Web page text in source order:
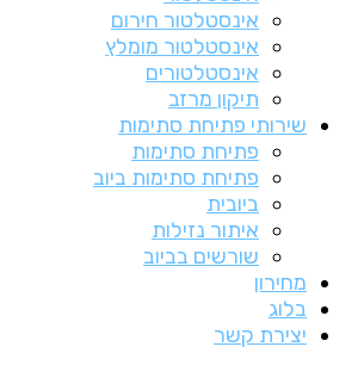
אינסטלטור חירום
אינסטלטור מומלץ
אינסטלטורים
תיקון מרזב
שירותי פתיחת סתימות
פתיחת סתימות
פתיחת סתימות ביוב
ביובית
איתור נזילות
שורשים בביוב
מחירון
בלוג
יצירת קשר